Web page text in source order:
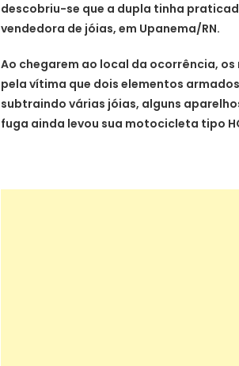
descobriu-se que a dupla tinha
vendedora de jóias, em Upanema/RN.
Ao chegarem ao local da ocorrência,
pela vítima que dois elementos
subtraindo várias jóias, alguns
fuga ainda levou sua motocicleta tipo